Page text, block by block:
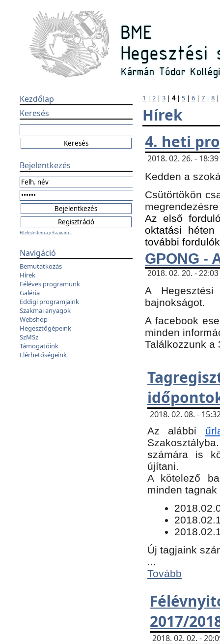
Kezdőlap
Keresés
Bejelentkezés
Elfelejtettem a jelszavam...
Navigáció
Bemutatkozás
Hírek
Féléves programunk
Galéria
Eddigi programjaink
Szakmai anyagok
Webshop
Hegesztőgépeink
SzMSz
Támogatóink
Elérhetőségeink
1 | 2 | 3 | 4| 5 | 6 | 7 | 8
Hírek
4. heti
2018. 02. 26. -
Kedden a
Csütörtökön
Az első
oktatási
további
GPONG -
2018. 02. 20. -
A
bajnokságot.
A facebook
minden
Találkozzunk a
2018. 02. 08. -
Az alábbi
számára is
újítani.
​A kötelező
minden
Új tagjaink
Tovább
2017/
2018. 02. 02. -